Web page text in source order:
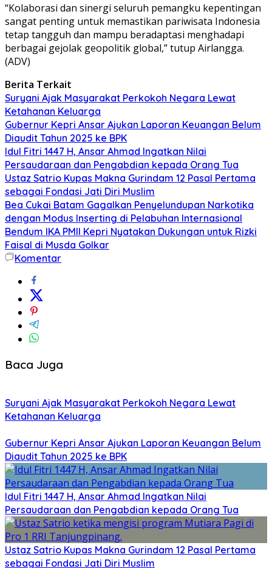
“Kolaborasi dan sinergi seluruh pemangku kepentingan
sangat penting untuk memastikan pariwisata Indonesia
tetap tangguh dan mampu beradaptasi menghadapi
berbagai gejolak geopolitik global,” tutup Airlangga.
(ADV)
Berita Terkait
Suryani Ajak Masyarakat Perkokoh Negara Lewat
Ketahanan Keluarga
Gubernur Kepri Ansar Ajukan Laporan Keuangan Belum
Diaudit Tahun 2025 ke BPK
Idul Fitri 1447 H, Ansar Ahmad Ingatkan Nilai
Persaudaraan dan Pengabdian kepada Orang Tua
Ustaz Satrio Kupas Makna Gurindam 12 Pasal Pertama
sebagai Fondasi Jati Diri Muslim
Bea Cukai Batam Gagalkan Penyelundupan Narkotika
dengan Modus Inserting di Pelabuhan Internasional
Bendum IKA PMII Kepri Nyatakan Dukungan untuk Rizki
Faisal di Musda Golkar
Komentar
Baca Juga
Suryani Ajak Masyarakat Perkokoh Negara Lewat
Ketahanan Keluarga
Gubernur Kepri Ansar Ajukan Laporan Keuangan Belum
Diaudit Tahun 2025 ke BPK
Idul Fitri 1447 H, Ansar Ahmad Ingatkan Nilai
Persaudaraan dan Pengabdian kepada Orang Tua
Ustaz Satrio Kupas Makna Gurindam 12 Pasal Pertama
sebagai Fondasi Jati Diri Muslim